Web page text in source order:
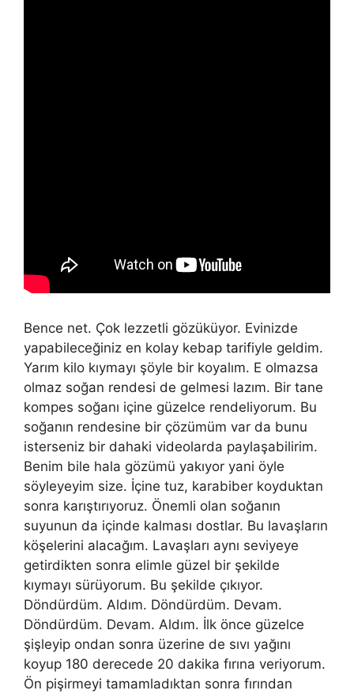
Bence net. Çok lezzetli gözüküyor. Evinizde
yapabileceğiniz en kolay kebap tarifiyle geldim.
Yarım kilo kıymayı şöyle bir koyalım. E olmazsa
olmaz soğan rendesi de gelmesi lazım. Bir tane
kompes soğanı içine güzelce rendeliyorum. Bu
soğanın rendesine bir çözümüm var da bunu
isterseniz bir dahaki videolarda paylaşabilirim.
Benim bile hala gözümü yakıyor yani öyle
söyleyeyim size. İçine tuz, karabiber koyduktan
sonra karıştırıyoruz. Önemli olan soğanın
suyunun da içinde kalması dostlar. Bu lavaşların
köşelerini alacağım. Lavaşları aynı seviyeye
getirdikten sonra elimle güzel bir şekilde
kıymayı sürüyorum. Bu şekilde çıkıyor.
Döndürdüm. Aldım. Döndürdüm. Devam.
Döndürdüm. Devam. Aldım. İlk önce güzelce
şişleyip ondan sonra üzerine de sıvı yağını
koyup 180 derecede 20 dakika fırına veriyorum.
Ön pişirmeyi tamamladıktan sonra fırından